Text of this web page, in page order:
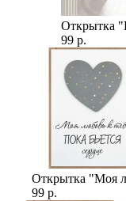
Открытка
99 р.
Открытка "Моя
99 р.